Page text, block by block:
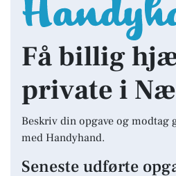
Få billig
private i
Beskriv din opgave og modtag
med Handyhand.
Seneste udførte